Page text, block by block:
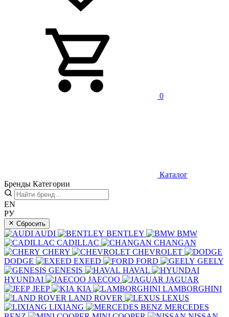
0
Каталог
Бренды Категории
EN
РУ
Сбросить
AUDI BENTLEY
BMW
CADILLAC
CHANGAN
CHERY
CHEVROLET
DODGE
EXEED FORD
GEELY
GENESIS
HAVAL
HYUNDAI
JAECOO
JAGUAR
JEEP
KIA
LAMBORGHINI
LAND ROVER
LEXUS
LIXIANG
MERCEDES